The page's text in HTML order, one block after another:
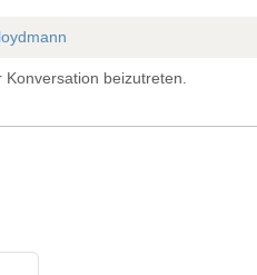
Konversation beizutreten.